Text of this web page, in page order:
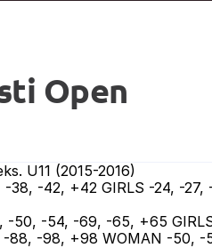
Open
U11 (2015-2016)
38, -42, +42 GIRLS -24, -27,
-50, -54, -69, -65, +65
88, -98, +98 WOMAN -50,